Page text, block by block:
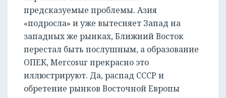
предсказуемые проблемы. Азия
«подросла» и уже вытесняет Запад на
западных же рынках, Ближний Восток
перестал быть послушным, а образование
ОПЕК, Mercosur прекрасно это
иллюстрируют. Да, распад СССР и
обретение рынков Восточной Европы